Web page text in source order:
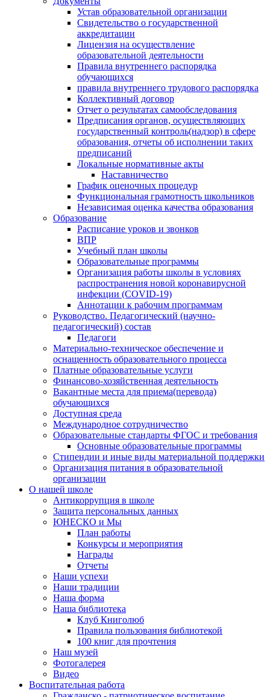
Устав образовательной организации
Свидетельство о государственной
аккредитации
Лицензия на осуществление
образовательной деятельности
Правила внутреннего распорядка
обучающихся
правила внутреннего трудового распорядка
Коллективный договор
Отчет о результатах самообследования
Предписания органов, осуществляющих
государственный контроль(надзор) в сфере
образования, отчеты об исполнении таких
предписаний
Локальные нормативные акты
Наставничество
График оценочных процедур
Функциональная грамотность школьников
Независимая оценка качества образования
Образование
Расписание уроков и звонков
ВПР
Учебный план школы
Образовательные программы
Организация работы школы в условиях
распространения новой коронавирусной
инфекции (CОVID-19)
Аннотации к рабочим программам
Руководство. Педагогический (научно-
педагогический) состав
Педагоги
Материально-техническое обеспечение и
оснащенность образовательного процесса
Платные образовательные услуги
Финансово-хозяйственная деятельность
Вакантные места для приема(перевода)
обучающихся
Доступная среда
Международное сотрудничество
Образовательные стандарты ФГОС и требования
Основные образовательные программы
Стипендии и иные виды материальной поддержки
Организация питания в образовательной
организации
О нашей школе
Антикоррупция в школе
Защита персональных данных
ЮНЕСКО и Мы
План работы
Конкурсы и мероприятия
Награды
Отчеты
Наши успехи
Наши традиции
Наша форма
Наша библиотека
Клуб Книголюб
Правила пользования библиотекой
100 книг для прочтения
Наш музей
Фотогалерея
Видео
Воспитательная работа